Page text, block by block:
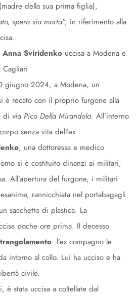
della sua prima figlia),
spero sia morta“, in riferimento alla
Anna Sviridenko uccisa a Modena e
Cagliari
giugno 2024, a Modena, un
è recato con il proprio furgone alla
di via Pico Della Mirandola. All’interno
senza vita dell’ex
, una dottoressa e medico
si è costituito dinanzi ai militari,
All’apertura del furgone, i militari
rannicchiata nel portabagagli
sacchetto di plastica. La
poche ore prima. Il decesso
: l’ex compagno le
intorno al collo. Lui ha ucciso e ha
civile.
è stata uccisa a coltellate dal